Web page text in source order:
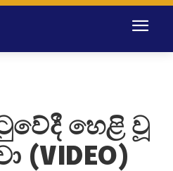
හෙළි වූ
(VIDEO)